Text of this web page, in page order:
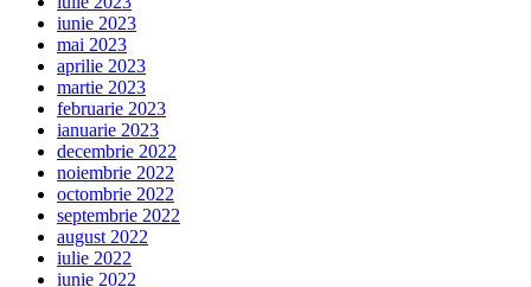
iunie 2023
mai 2023
aprilie 2023
martie 2023
februarie 2023
ianuarie 2023
decembrie 2022
noiembrie 2022
octombrie 2022
septembrie 2022
august 2022
iulie 2022
iunie 2022